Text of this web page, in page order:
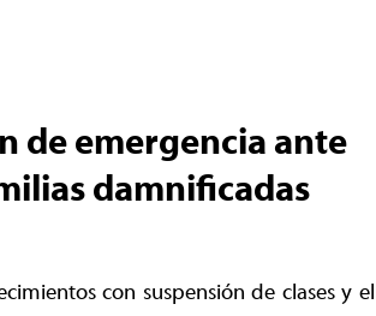
de emergencia ante
damnificadas
con suspensión de clases y el